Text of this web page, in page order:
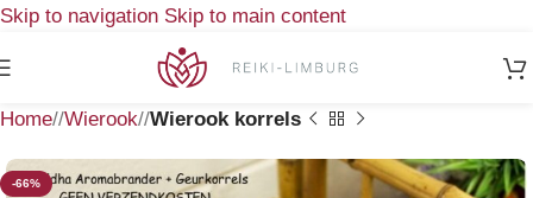
Skip to navigation Skip to main content
Home/ Wierook/ Wierook korrels
-66%